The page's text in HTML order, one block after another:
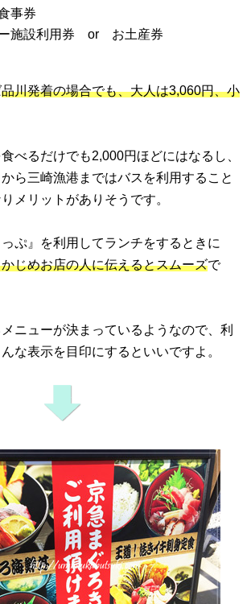
事券
施設利用券 or お土産券
品川発着の場合でも、大人は3,060円、小
べるだけでも2,000円ほどにはなるし、
ら三崎漁港まではバスを利用すること
メリットがありそうです。
っぷ』を利用してランチをするときに
じめお店の人に伝えるとスムーズで
ニューが決まっているようなので、利
な表示を目印にするといいですよ。